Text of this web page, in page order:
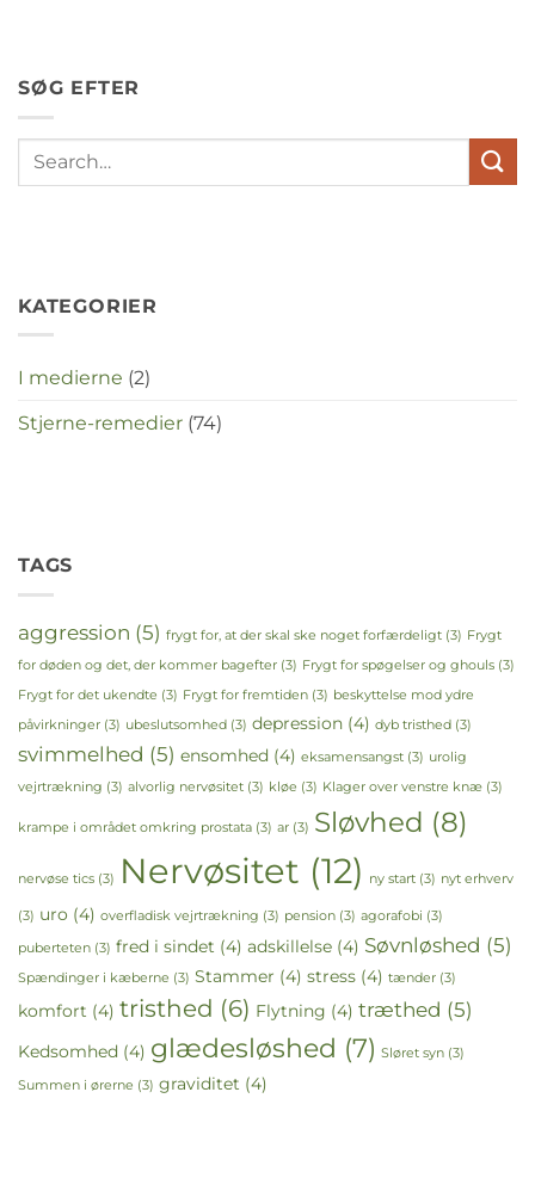
in
SØG EFTER
KATEGORIER
I medierne (2)
Stjerne-remedier (74)
TAGS
aggression (5) frygt for, at der skal ske noget forfærdeligt (3) Frygt
for døden og det, der kommer bagefter (3) Frygt for spøgelser og ghouls (3)
Frygt for det ukendte (3) Frygt for fremtiden (3) beskyttelse mod ydre
påvirkninger (3) ubeslutsomhed (3) depression (4) dyb tristhed (3)
svimmelhed (5) ensomhed (4) eksamensangst (3) urolig
vejrtrækning (3) alvorlig nervøsitet (3) kløe (3) Klager over venstre knæ (3)
krampe i området omkring prostata (3) ar (3) Sløvhed (8)
nervøse tics (3) Nervøsitet (12) ny start (3) nyt erhverv
(3) uro (4) overfladisk vejrtrækning (3) pension (3) agorafobi (3)
puberteten (3) fred i sindet (4) adskillelse (4) Søvnløshed (5)
Spændinger i kæberne (3) Stammer (4) stress (4) tænder (3)
komfort (4) tristhed (6) Flytning (4) træthed (5)
Kedsomhed (4) glædesløshed (7) Sløret syn (3)
Summen i ørerne (3) graviditet (4)